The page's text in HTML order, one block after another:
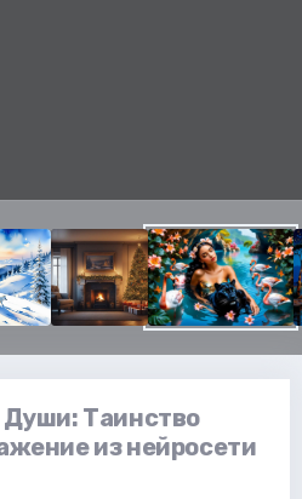
Таинство
из нейросети